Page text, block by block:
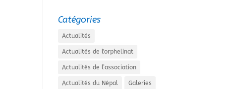
Catégories
Actualités
Actualités de l'orphelinat
Actualités de l’association
Actualités du Népal Galeries